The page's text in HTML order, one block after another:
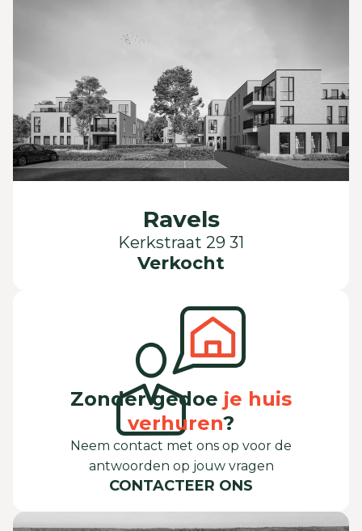
Verkocht
Ravels
Kerkstraat 29 31
Zonder gedoe je huis
verhuren?
Neem contact met ons op voor de
antwoorden op jouw vragen
CONTACTEER ONS